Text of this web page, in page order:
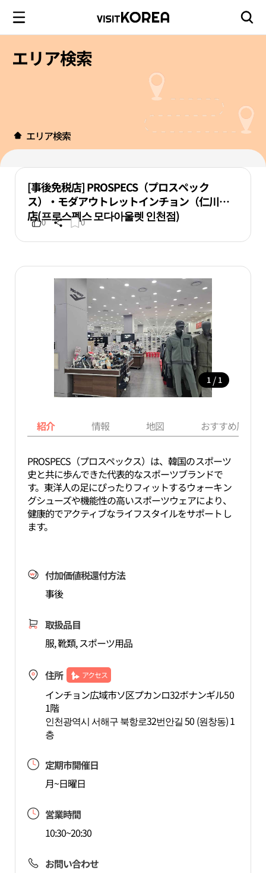
エリア検索
エリア検索
[事後免税店] PROSPECS（プロスペック
ス）・モダアウトレットインチョン（仁川）
店(프로스펙스 모다아울렛 인천점)
0 0
1 / 1
紹介 情報 地図 おすすめ周辺
PROSPECS（プロスペックス）は、韓国のスポーツ
史と共に歩んできた代表的なスポーツブランドで
す。東洋人の足にぴったりフィットするウォーキン
グシューズや機能性の高いスポーツウェアにより、
健康的でアクティブなライフスタイルをサポートし
ます。
付加価値税還付方法
事後
取扱品目
服, 靴類, スポーツ用品
住所 アクセス
インチョン広域市ソ区プカンロ32ボナンギル50
1階
인천광역시 서해구 북항로32번안길 50 (원창동) 1
층
定期市開催日
月~日曜日
営業時間
10:30~20:30
お問い合わせ